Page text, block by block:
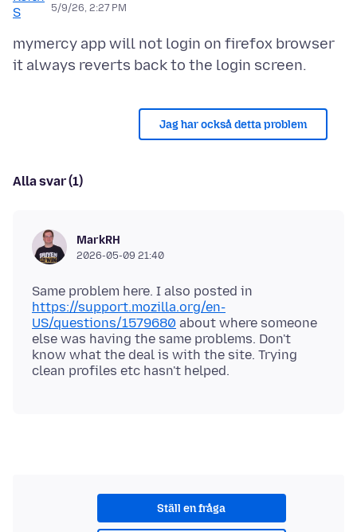
5/9/26, 2:27 PM
mymercy app will not login on firefox browser
Jag har också detta problem
Alla svar (1)
MarkRH
2026-05-09 21:40
Same problem here. I also posted in
https://support.mozilla.org/en-
US/questions/1579680 about where someone
else was having the same problems. Don't
know what the deal is with the site. Trying
Ställ en fråga